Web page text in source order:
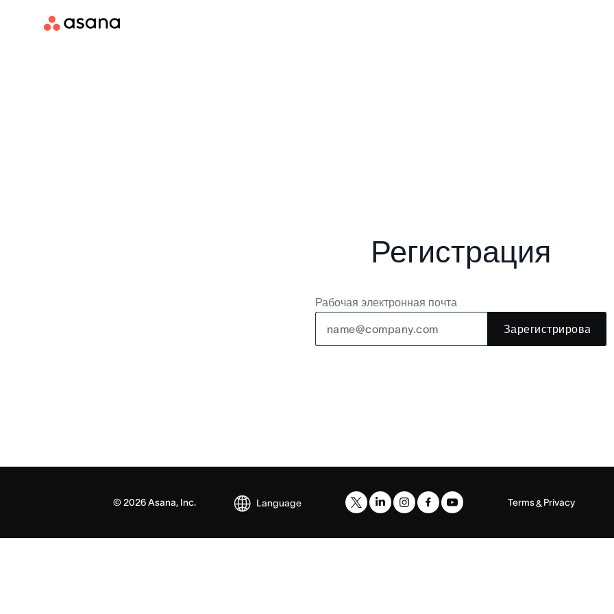
Регистрация
Рабочая электронная почта
Зарегистрироваться
© 2026Asana, Inc. Language Terms& Privacy